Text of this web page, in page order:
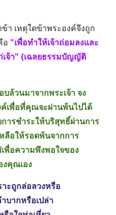
า เหตุใดข้าพระองค์จึงถูก
อ "เพื่อทำให้เจ้าถ่อมลงและ
เจ้า" (เฉลยธรรมบัญญัติ
ล้วนมาจากพระเจ้า จง
เพื่อที่คุณจะผ่านพ้นไปได้
รชำระให้บริสุทธิ์ผ่านการ
ลือให้รอดพ้นจากการ
พื่อความพึงพอใจของ
งคุณเอง
าะถูกล่อลวงหรือ
บากหรือเปล่า